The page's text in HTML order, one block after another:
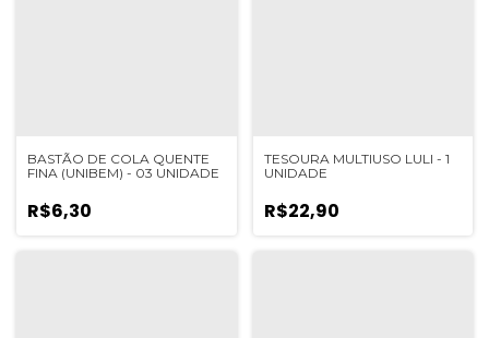
BASTÃO DE COLA QUENTE
FINA (UNIBEM) - 03 UNIDADE
R$6,30
TESOURA MULTIUSO LULI - 1
UNIDADE
R$22,90